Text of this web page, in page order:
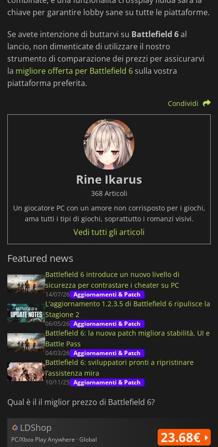
chiave per garantire lobby sane su tutte le piattaforme.
Se avete intenzione di buttarvi su Battlefield 6al
lancio, non dimenticate di utilizzare il nostro
strumento di comparazione dei prezzi per assicurarvi
la migliore offerta per Battlefield 6 sulla vostra
piattaforma preferita.
Condividi
Rine Ikarus
368 Articoli
Un giocatore PC con un amore non corrisposto per i giochi,
ama tutti i tipi di giochi, soprattutto i romanzi visivi.
Vedi tutti gli articoli
Featured news
Battlefield 6 introduce un nuovo livello di
sicurezza per contrastare i cheater su PC
14/07/26 Aggiornamenti & Patch
L'aggiornamento 1.2.3.5 di Battlefield 6 ripulisce la
Stagione 2
06/05/26 Aggiornamenti & Patch
Battlefield 6: la nuova patch migliora stabilità, UI e
Battle Pass
04/03/26 Aggiornamenti & Patch
Battlefield 6: sviluppatori pronti a ripristinare
l’assistenza mira
10/11/25 Aggiornamenti & Patch
Qual è il il miglior prezzo di Battlefield 6?
LDShop
PC/Xbox Play Anywhere · Global 23.68€